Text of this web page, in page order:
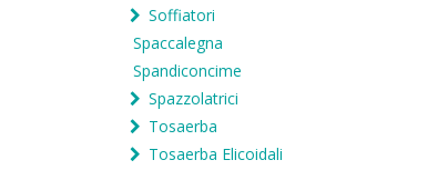
Soffiatori
Spaccalegna
Spandiconcime
Spazzolatrici
Tosaerba
Tosaerba Elicoidali